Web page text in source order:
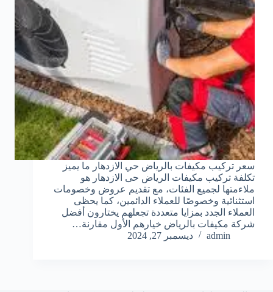
سعر تركيب مكيفات بالرياض حي الازدهار ما يميز
تكلفة تركيب مكيفات الرياض حى الازدهار هو
ملاءمتها لجميع الفئات، مع تقديم عروض وخصومات
استثنائية وخصوصًا للعملاء الدائمين، كما يحظى
العملاء الجدد بمزايا متعددة تجعلهم يختارون أفضل
شركة مكيفات بالرياض خيارهم الأول مقارنة…
admin
ديسمبر 27, 2024